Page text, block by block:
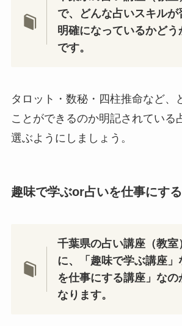
で、どんな占いスキル
明確になっているかどう
です。
タロット・数秘・四柱推命など、
ことができるのか明記されている
選ぶようにしましょう。
趣味で学ぶor占いを仕事にする
千葉県の占い講座（教室
に、「趣味で学ぶ講座
を仕事にする講座」な
なります。